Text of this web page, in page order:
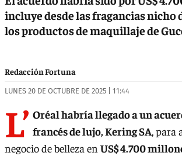
incluye desde las fragancias nicho
los productos de maquillaje de
Redacción Fortuna
LUNES 20 DE OCTUBRE DE 2025 | 11:44
L’ Oréal habría llegado a un
francés de lujo, Kering SA, para
negocio de belleza en US$ 4.700